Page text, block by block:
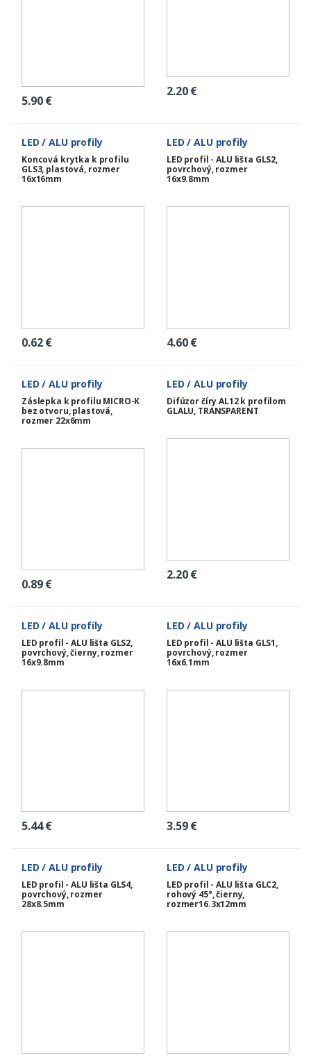
5.90€
2.20€
LED / ALU profily
Koncová krytka k profilu
GLS3, plastová, rozmer
16x16mm
0.62€
LED / ALU profily
LED profil - ALU lišta GLS2,
povrchový, rozmer
16x9.8mm
4.60€
LED / ALU profily
Záslepka k profilu MICRO-K
bez otvoru, plastová,
rozmer 22x6mm
0.89€
LED / ALU profily
Difúzor číry AL12 k profilom
GLALU, TRANSPARENT
2.20€
LED / ALU profily
LED profil - ALU lišta GLS2,
povrchový, čierny, rozmer
16x9.8mm
5.44€
LED / ALU profily
LED profil - ALU lišta GLS1,
povrchový, rozmer
16x6.1mm
3.59€
LED / ALU profily
LED profil - ALU lišta GLS4,
povrchový, rozmer
28x8.5mm
LED / ALU profily
LED profil - ALU lišta GLC2,
rohový 45°, čierny,
rozmer16.3x12mm